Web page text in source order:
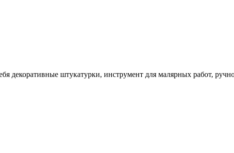
штукатурки, инструмент для малярных работ,